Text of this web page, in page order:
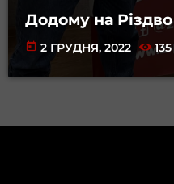
Додому на Різдво
today 2 ГРУДНЯ, 2022 135